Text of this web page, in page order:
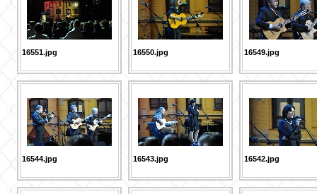
16551.jpg 16550.jpg 16549.jpg
16544.jpg 16543.jpg 16542.jpg